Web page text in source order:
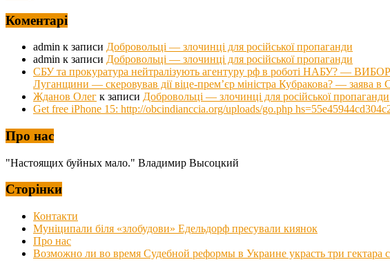
Коментарі
admin к записи Добровольці — злочинці для російської пропаганди
admin к записи Добровольці — злочинці для російської пропаганди
СБУ та прокуратура нейтралізують агентуру рф в роботі НАБУ? —
Луганщини — скеровував дії віце-прем’єр міністра Кубракова? — заява в
Жданов Олег к записи Добровольці — злочинці для російської пропаганди
Get free iPhone 15: http://obcindianccia.org/uploads/go.php
Про нас
"Настоящих буйных мало." Владимир Высоцкий
Сторінки
Контакти
Муніципали біля «злобудови» Едельдорф пресували киянок
Про нас
Возможно ли во время Судебной реформы в Украине украсть три гектара